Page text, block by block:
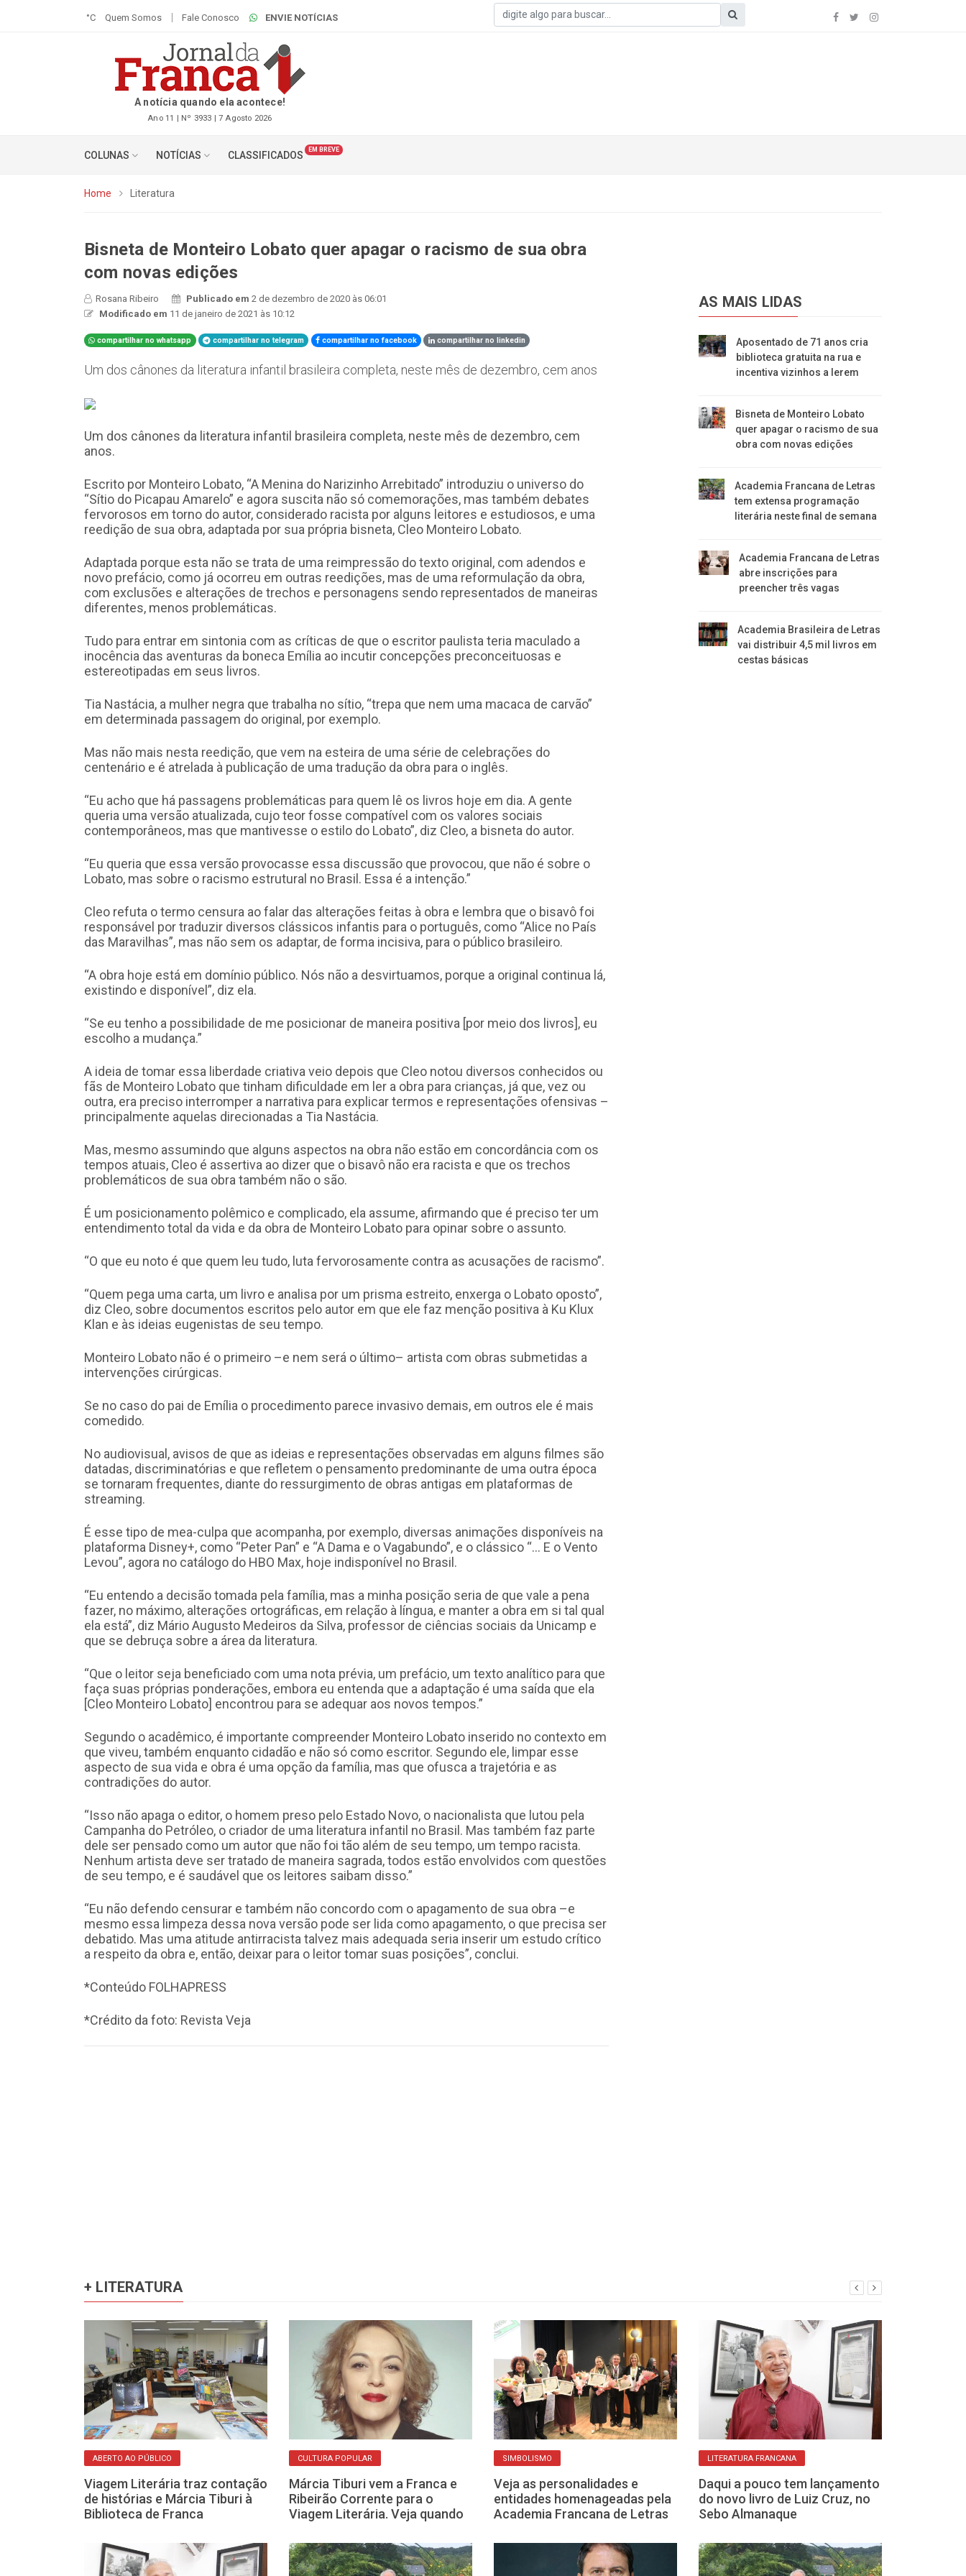
°C Quem Somos Fale Conosco ENVIE NOTÍCIAS
A notícia quando ela acontece!
Ano 11 | Nº 3933 | 7 Agosto 2026
COLUNAS NOTÍCIAS CLASSIFICADOS EM BREVE
Home Literatura
Bisneta de Monteiro Lobato quer apagar o racismo de sua obra
com novas edições
Rosana Ribeiro Publicado em2 de dezembro de 2020 às 06:01
Modificado em 11 de janeiro de 2021 às 10:12
compartilhar no whatsapp compartilhar no telegram compartilhar no facebook compartilhar no linkedin
​Um dos cânones da literatura infantil brasileira completa, neste mês de dezembro, cem anos
Um dos cânones da literatura infantil brasileira completa, neste mês de dezembro, cem
anos.
Escrito por Monteiro Lobato, “A Menina do Narizinho Arrebitado” introduziu o universo do
“Sítio do Picapau Amarelo” e agora suscita não só comemorações, mas também debates
fervorosos em torno do autor, considerado racista por alguns leitores e estudiosos, e uma
reedição de sua obra, adaptada por sua própria bisneta, Cleo Monteiro Lobato.
Adaptada porque esta não se trata de uma reimpressão do texto original, com adendos e
novo prefácio, como já ocorreu em outras reedições, mas de uma reformulação da obra,
com exclusões e alterações de trechos e personagens sendo representados de maneiras
diferentes, menos problemáticas.
Tudo para entrar em sintonia com as críticas de que o escritor paulista teria maculado a
inocência das aventuras da boneca Emília ao incutir concepções preconceituosas e
estereotipadas em seus livros.
Tia Nastácia, a mulher negra que trabalha no sítio, “trepa que nem uma macaca de carvão”
em determinada passagem do original, por exemplo.
Mas não mais nesta reedição, que vem na esteira de uma série de celebrações do
centenário e é atrelada à publicação de uma tradução da obra para o inglês.
“Eu acho que há passagens problemáticas para quem lê os livros hoje em dia. A gente
queria uma versão atualizada, cujo teor fosse compatível com os valores sociais
contemporâneos, mas que mantivesse o estilo do Lobato”, diz Cleo, a bisneta do autor.
“Eu queria que essa versão provocasse essa discussão que provocou, que não é sobre o
Lobato, mas sobre o racismo estrutural no Brasil. Essa é a intenção.”
Cleo refuta o termo censura ao falar das alterações feitas à obra e lembra que o bisavô foi
responsável por traduzir diversos clássicos infantis para o português, como “Alice no País
das Maravilhas”, mas não sem os adaptar, de forma incisiva, para o público brasileiro.
“A obra hoje está em domínio público. Nós não a desvirtuamos, porque a original continua lá,
existindo e disponível”, diz ela.
“Se eu tenho a possibilidade de me posicionar de maneira positiva [por meio dos livros], eu
escolho a mudança.”
A ideia de tomar essa liberdade criativa veio depois que Cleo notou diversos conhecidos ou
fãs de Monteiro Lobato que tinham dificuldade em ler a obra para crianças, já que, vez ou
outra, era preciso interromper a narrativa para explicar termos e representações ofensivas –
principalmente aquelas direcionadas a Tia Nastácia.
Mas, mesmo assumindo que alguns aspectos na obra não estão em concordância com os
tempos atuais, Cleo é assertiva ao dizer que o bisavô não era racista e que os trechos
problemáticos de sua obra também não o são.
É um posicionamento polêmico e complicado, ela assume, afirmando que é preciso ter um
entendimento total da vida e da obra de Monteiro Lobato para opinar sobre o assunto.
“O que eu noto é que quem leu tudo, luta fervorosamente contra as acusações de racismo”.
“Quem pega uma carta, um livro e analisa por um prisma estreito, enxerga o Lobato oposto”,
diz Cleo, sobre documentos escritos pelo autor em que ele faz menção positiva à Ku Klux
Klan e às ideias eugenistas de seu tempo.
Monteiro Lobato não é o primeiro –e nem será o último– artista com obras submetidas a
intervenções cirúrgicas.
Se no caso do pai de Emília o procedimento parece invasivo demais, em outros ele é mais
comedido.
No audiovisual, avisos de que as ideias e representações observadas em alguns filmes são
datadas, discriminatórias e que refletem o pensamento predominante de uma outra época
se tornaram frequentes, diante do ressurgimento de obras antigas em plataformas de
streaming.
É esse tipo de mea-culpa que acompanha, por exemplo, diversas animações disponíveis na
plataforma Disney+, como “Peter Pan” e “A Dama e o Vagabundo”, e o clássico “… E o Vento
Levou”, agora no catálogo do HBO Max, hoje indisponível no Brasil.
“Eu entendo a decisão tomada pela família, mas a minha posição seria de que vale a pena
fazer, no máximo, alterações ortográficas, em relação à língua, e manter a obra em si tal qual
ela está”, diz Mário Augusto Medeiros da Silva, professor de ciências sociais da Unicamp e
que se debruça sobre a área da literatura.
“Que o leitor seja beneficiado com uma nota prévia, um prefácio, um texto analítico para que
faça suas próprias ponderações, embora eu entenda que a adaptação é uma saída que ela
[Cleo Monteiro Lobato] encontrou para se adequar aos novos tempos.”
Segundo o acadêmico, é importante compreender Monteiro Lobato inserido no contexto em
que viveu, também enquanto cidadão e não só como escritor. Segundo ele, limpar esse
aspecto de sua vida e obra é uma opção da família, mas que ofusca a trajetória e as
contradições do autor.
“Isso não apaga o editor, o homem preso pelo Estado Novo, o nacionalista que lutou pela
Campanha do Petróleo, o criador de uma literatura infantil no Brasil. Mas também faz parte
dele ser pensado como um autor que não foi tão além de seu tempo, um tempo racista.
Nenhum artista deve ser tratado de maneira sagrada, todos estão envolvidos com questões
de seu tempo, e é saudável que os leitores saibam disso.”
“Eu não defendo censurar e também não concordo com o apagamento de sua obra –e
mesmo essa limpeza dessa nova versão pode ser lida como apagamento, o que precisa ser
debatido. Mas uma atitude antirracista talvez mais adequada seria inserir um estudo crítico
a respeito da obra e, então, deixar para o leitor tomar suas posições”, conclui.
*Conteúdo FOLHAPRESS
*Crédito da foto: Revista Veja
AS MAIS LIDAS
Aposentado de 71 anos cria
biblioteca gratuita na rua e
incentiva vizinhos a lerem
Bisneta de Monteiro Lobato
quer apagar o racismo de sua
obra com novas edições
Academia Francana de Letras
tem extensa programação
literária neste final de semana
Academia Francana de Letras
abre inscrições para
preencher três vagas
Academia Brasileira de Letras
vai distribuir 4,5 mil livros em
cestas básicas
+ LITERATURA
ABERTO AO PÚBLICO
Viagem Literária traz contação
de histórias e Márcia Tiburi à
Biblioteca de Franca
CULTURA POPULAR
Márcia Tiburi vem a Franca e
Ribeirão Corrente para o
Viagem Literária. Veja quando
SIMBOLISMO
Veja as personalidades e
entidades homenageadas pela
Academia Francana de Letras
LITERATURA FRANCANA
Daqui a pouco tem lançamento
do novo livro de Luiz Cruz, no
Sebo Almanaque